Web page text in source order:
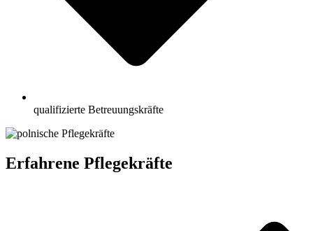
qualifizierte Betreuungskräfte
Erfahrene Pflegekräfte